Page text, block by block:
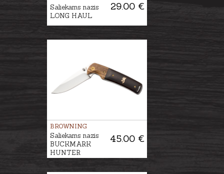
29.00 €
Saliekams nazis
LONG HAUL
BROWNING
45.00 €
Saliekams nazis
BUCKMARK
HUNTER